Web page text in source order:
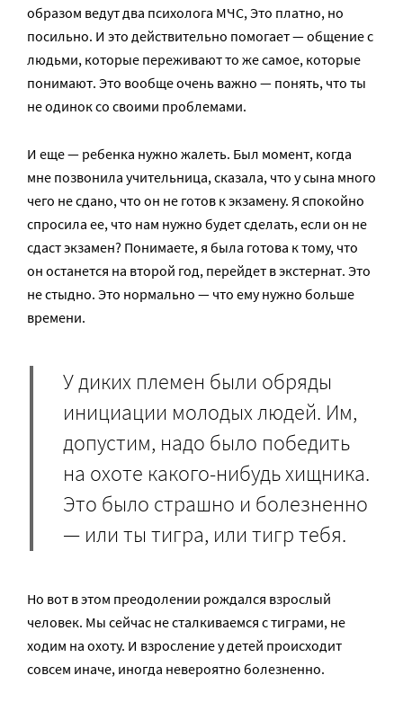
образом ведут два психолога МЧС, Это платно, но
посильно. И это действительно помогает — общение с
людьми, которые переживают то же самое, которые
понимают. Это вообще очень важно — понять, что ты
не одинок со своими проблемами.
И еще — ребенка нужно жалеть. Был момент, когда
мне позвонила учительница, сказала, что у сына много
чего не сдано, что он не готов к экзамену. Я спокойно
спросила ее, что нам нужно будет сделать, если он не
сдаст экзамен? Понимаете, я была готова к тому, что
он останется на второй год, перейдет в экстернат. Это
не стыдно. Это нормально — что ему нужно больше
времени.
У диких племен были обряды
инициации молодых людей. Им,
допустим, надо было победить
на охоте какого-нибудь хищника.
Это было страшно и болезненно
— или ты тигра, или тигр тебя.
Но вот в этом преодолении рождался взрослый
человек. Мы сейчас не сталкиваемся с тиграми, не
ходим на охоту. И взросление у детей происходит
совсем иначе, иногда невероятно болезненно.